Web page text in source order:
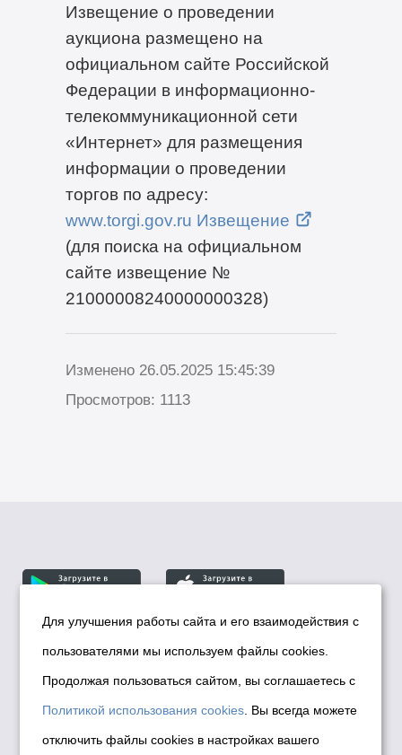
Извещение о проведении
аукциона размещено на
официальном сайте Российской
Федерации в информационно-
телекоммуникационной сети
«Интернет» для размещения
информации о проведении
торгов по адресу:
www.torgi.gov.ru Извещение
(для поиска на официальном
сайте извещение №
21000008240000000328)
Изменено 26.05.2025 15:45:39
Просмотров: 1113
© Департамент информационной политики мэрии
города Новосибирска, 2026
Политика использования Cookies
Политика по обработке персональных
Для улучшения работы сайта и его взаимодействия с
пользователями мы используем файлы cookies.
Продолжая пользоваться сайтом, вы соглашаетесь с
Политикой использования cookies . Вы всегда можете
отключить файлы cookies в настройках вашего